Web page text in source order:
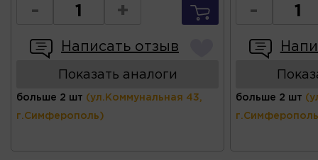
- +
Написать отзыв
Показать аналоги
больше 2 шт (ул.Коммунальная 43,
г.Симферополь)
-
больше 2 шт